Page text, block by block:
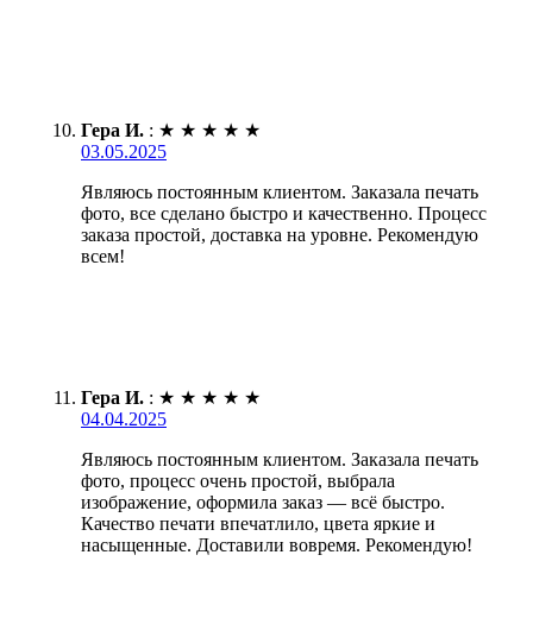
Гера И. : ★ ★ ★ ★ ★
03.05.2025
Являюсь постоянным клиентом. Заказала печать
фото, все сделано быстро и качественно. Процесс
заказа простой, доставка на уровне. Рекомендую
всем!
Гера И. : ★ ★ ★ ★ ★
04.04.2025
Являюсь постоянным клиентом. Заказала печать
фото, процесс очень простой, выбрала
изображение, оформила заказ — всё быстро.
Качество печати впечатлило, цвета яркие и
насыщенные. Доставили вовремя. Рекомендую!